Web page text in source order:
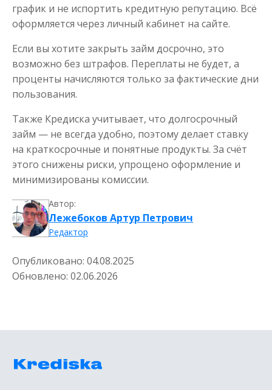
Деньги без отказа
Срок от 5до 30 дня
Получить
график и не испортить кредитную репутацию. Всё
оформляется через личный кабинет на сайте.
Если вы хотите закрыть займ досрочно, это
возможно без штрафов. Переплаты не будет, а
проценты начисляются только за фактические дни
пользования.
Также Кредиска учитывает, что долгосрочный
займ — не всегда удобно, поэтому делает ставку
на краткосрочные и понятные продукты. За счёт
этого снижены риски, упрощено оформление и
минимизированы комиссии.
Автор:
Лежебоков Артур Петрович
Редактор
Опубликовано: 04.08.2025
Обновлено: 02.06.2026